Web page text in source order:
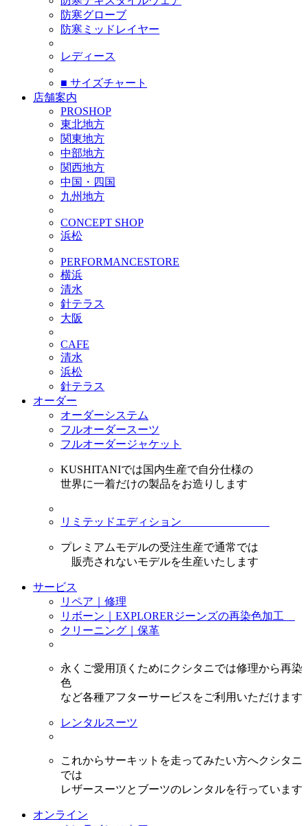
防寒グローブ
防寒ミッドレイヤー
レディース
■ サイズチャート
店舗案内
PROSHOP
東北地方
関東地方
中部地方
関西地方
中国・四国
九州地方
CONCEPT SHOP
浜松
PERFORMANCESTORE
横浜
清水
針テラス
大阪
CAFE
清水
浜松
針テラス
オーダー
オーダーシステム
フルオーダースーツ
フルオーダージャケット
KUSHITANIでは国内生産で自分仕様の
世界に一着だけの製品をお造りします
リミテッドエディション
プレミアムモデルの受注生産で通常では
販売されないモデルを生産いたします
サービス
リペア｜修理
リボーン｜EXPLORERジーンズの再染色加工
クリーニング｜保革
永くご愛用頂くためにクシタニでは修理から再染
色
など各種アフターサービスをご利用いただけます
レンタルスーツ
これからサーキットを走ってみたい方へクシタニ
では
レザースーツとブーツのレンタルを行っています
オンライン